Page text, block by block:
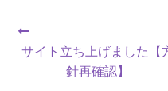
ジェー
【産業革命時に蒸気
投
稿の
サイト立ち上げました【
針再確認】